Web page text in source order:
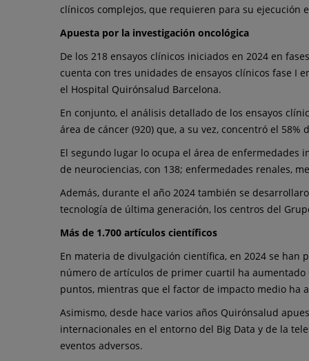
clínicos complejos, que requieren para su ejecución
Apuesta por la investigación oncológica
De los 218 ensayos clínicos iniciados en 2024 en
cuenta con tres unidades de ensayos clínicos fase I
el Hospital Quirónsalud Barcelona.
En conjunto, el análisis detallado de los ensayos
área de cáncer (920) que, a su vez, concentró el
El segundo lugar lo ocupa el área de enfermedades
de neurociencias, con 138; enfermedades renales,
Además, durante el año 2024 también se
tecnología de última generación, los centros del
Más de 1.700 artículos científicos
En materia de divulgación científica, en 2024 se
número de artículos de primer cuartil ha aumentado
puntos, mientras que el factor de impacto medio ha
Asimismo, desde hace varios años Quirónsalud
internacionales en el entorno del Big Data y de la
eventos adversos.